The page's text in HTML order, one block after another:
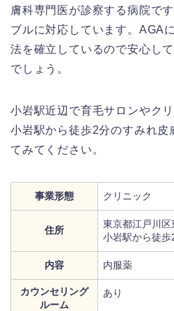
膚科専門医が診察する病院で
ブルに対応しています。AGA
法を確立しているので安心し
でしょう。
小岩駅近辺で育毛サロンやク
小岩駅から徒歩2分のすみれ皮
てみてください。
事業形態 クリニック
住所
東京都江戸川
小岩駅から徒歩
内容 内服薬
カウンセリング
ルーム
あり